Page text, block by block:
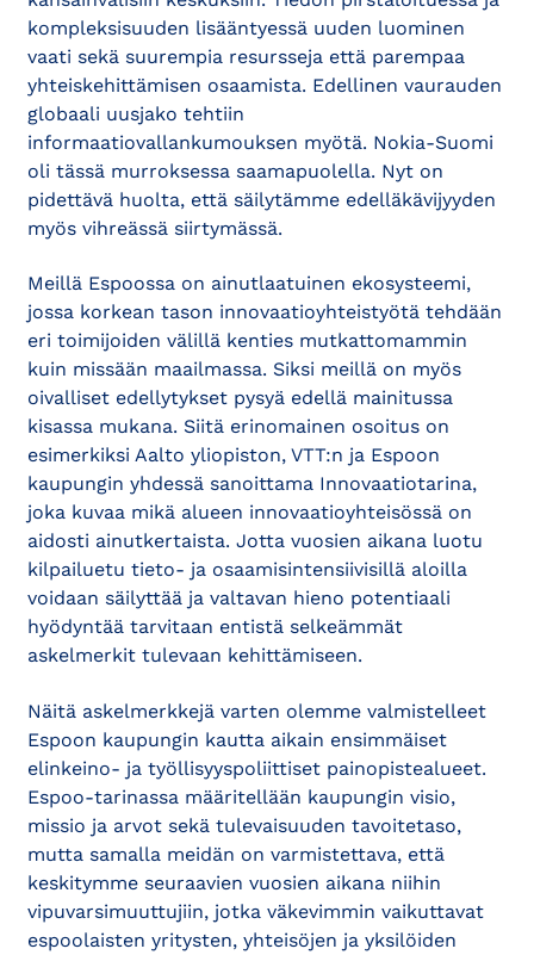
kompleksisuuden lisääntyessä uuden luominen
vaati sekä suurempia resursseja että parempaa
yhteiskehittämisen osaamista. Edellinen vaurauden
globaali uusjako tehtiin
informaatiovallankumouksen myötä. Nokia-Suomi
oli tässä murroksessa saamapuolella. Nyt on
pidettävä huolta, että säilytämme edelläkävijyyden
myös vihreässä siirtymässä.
Meillä Espoossa on ainutlaatuinen ekosysteemi,
jossa korkean tason innovaatioyhteistyötä tehdään
eri toimijoiden välillä kenties mutkattomammin
kuin missään maailmassa. Siksi meillä on myös
oivalliset edellytykset pysyä edellä mainitussa
kisassa mukana. Siitä erinomainen osoitus on
esimerkiksi Aalto yliopiston, VTT:n ja Espoon
kaupungin yhdessä sanoittama Innovaatiotarina,
joka kuvaa mikä alueen innovaatioyhteisössä on
aidosti ainutkertaista. Jotta vuosien aikana luotu
kilpailuetu tieto- ja osaamisintensiivisillä aloilla
voidaan säilyttää ja valtavan hieno potentiaali
hyödyntää tarvitaan entistä selkeämmät
askelmerkit tulevaan kehittämiseen.
Näitä askelmerkkejä varten olemme valmistelleet
Espoon kaupungin kautta aikain ensimmäiset
elinkeino- ja työllisyyspoliittiset painopistealueet.
Espoo-tarinassa määritellään kaupungin visio,
missio ja arvot sekä tulevaisuuden tavoitetaso,
mutta samalla meidän on varmistettava, että
keskitymme seuraavien vuosien aikana niihin
vipuvarsimuuttujiin, jotka väkevimmin vaikuttavat
espoolaisten yritysten, yhteisöjen ja yksilöiden